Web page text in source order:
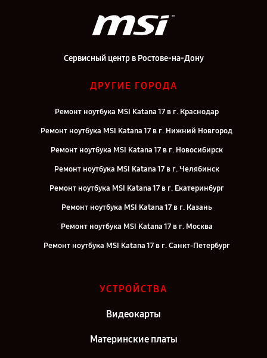
Сервисный центр в Ростове-на-Дону
ДРУГИЕ ГОРОДА
Ремонт ноутбука MSI Katana 17 в г. Краснодар
Ремонт ноутбука MSI Katana 17 в г. Нижний Новгород
Ремонт ноутбука MSI Katana 17 в г. Новосибирск
Ремонт ноутбука MSI Katana 17 в г. Челябинск
Ремонт ноутбука MSI Katana 17 в г. Екатеринбург
Ремонт ноутбука MSI Katana 17 в г. Казань
Ремонт ноутбука MSI Katana 17 в г. Москва
Ремонт ноутбука MSI Katana 17 в г. Санкт-Петербург
УСТРОЙСТВА
Видеокарты
Материнские платы